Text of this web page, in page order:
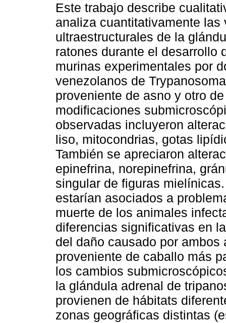
Este trabajo describe
analiza cuantitativamente las
ultraestructurales de la
ratones durante el desarrollo
murinas experimentales por
venezolanos de
proveniente de asno y otro
modificaciones
observadas incluyeron
liso, mitocondrias, gotas
También se apreciaron
epinefrina, norepinefrina,
singular de figuras
estarían asociados a
muerte de los animales
diferencias significativas en
del daño causado por
proveniente de caballo más
los cambios
la glándula adrenal de
provienen de hábitats
zonas geográficas distintas